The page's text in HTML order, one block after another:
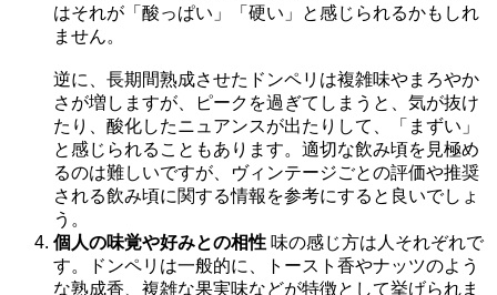
はそれが「酸っぱい」「硬い」と感じられるかもしれ
ません。
逆に、長期間熟成させたドンペリは複雑味やまろやか
さが増しますが、ピークを過ぎてしまうと、気が抜け
たり、酸化したニュアンスが出たりして、「まずい」
と感じられることもあります。適切な飲み頃を見極め
るのは難しいですが、ヴィンテージごとの評価や推奨
される飲み頃に関する情報を参考にすると良いでしょ
う。
個人の味覚や好みとの相性 味の感じ方は人それぞれで
す。ドンペリは一般的に、トースト香やナッツのよう
な熟成香、複雑な果実味などが特徴として挙げられま